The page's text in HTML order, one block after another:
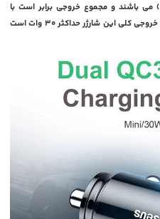
/ 5A 5V / 4.5A 9V / 3A 12V / 2.5A) می باشند و مجموع خروجی برابر است با
(USB1+USB2: حداکثر 5V5A) همچنین توان خروجی کلی این شارژر حداکثر 30 وات است